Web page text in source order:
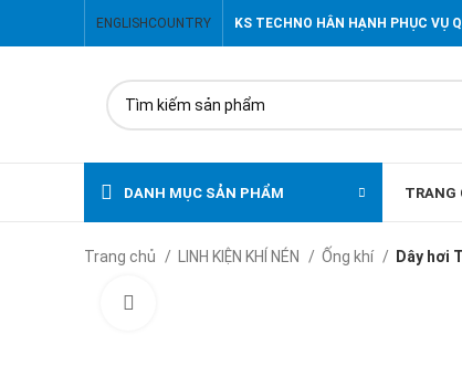
ENGLISH COUNTRY KS TECHNO HÂN HẠNH PHỤC VỤ
DANH MỤC SẢN PHẨM TRANG
Trang chủ LINH KIỆN KHÍ NÉN Ống khí Dây hơi